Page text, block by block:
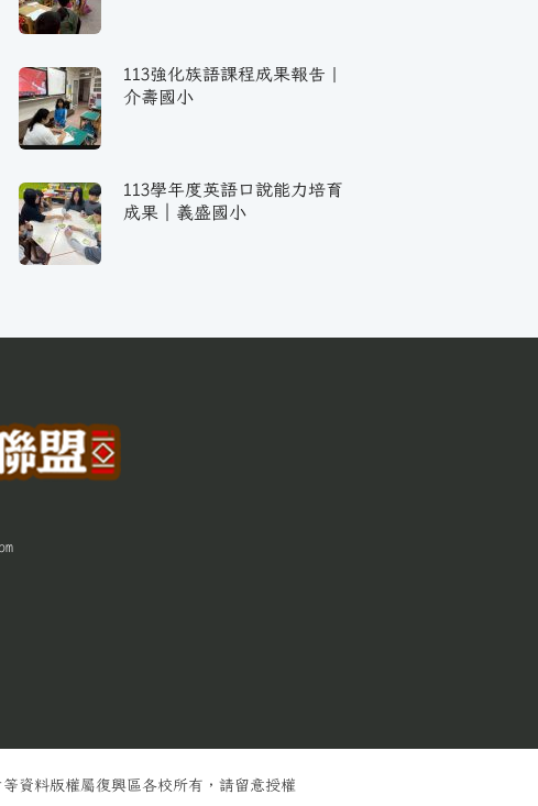
113強化族語課程成果報告｜
介壽國小
113學年度英語口說能力培育
成果｜義盛國小
資料版權屬復興區各校所有，請留意授權